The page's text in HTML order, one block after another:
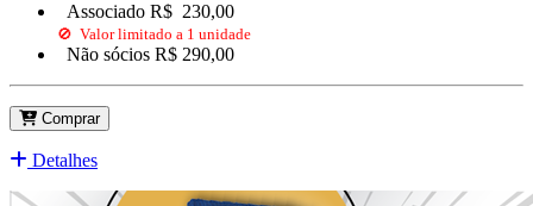
Associado R$ 230,00
🚫 Valor limitado a 1 unidade
Não sócios R$ 290,00
Comprar
Detalhes